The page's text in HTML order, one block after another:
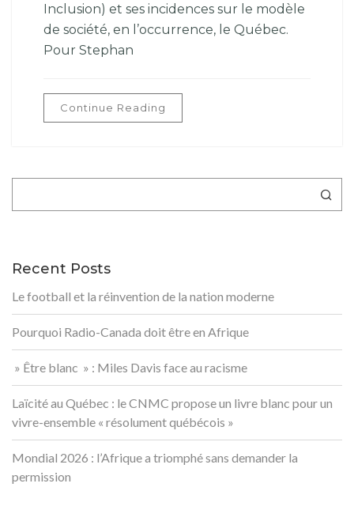
Inclusion) et ses incidences sur le modèle
de société, en l’occurrence, le Québec.
Pour Stephan
Continue Reading
Recent Posts
Le football et la réinvention de la nation moderne
Pourquoi Radio-Canada doit être en Afrique
» Être blanc » : Miles Davis face au racisme
Laïcité au Québec : le CNMC propose un livre blanc pour un
vivre-ensemble « résolument québécois »
Mondial 2026 : l’Afrique a triomphé sans demander la
permission